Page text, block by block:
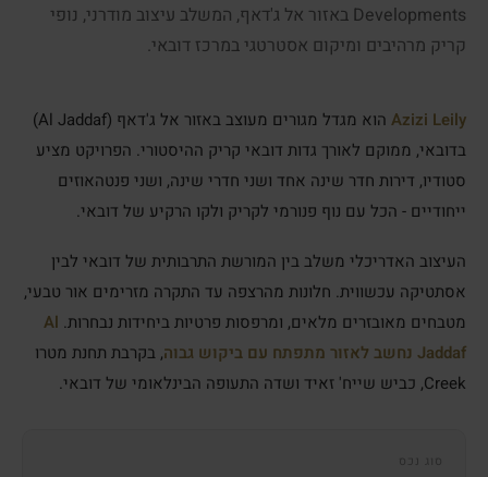
Developments באזור אל ג'דאף, המשלב עיצוב מודרני, נופי
קריק מרהיבים ומיקום אסטרטגי במרכז דובאי.
Azizi Leily
הוא מגדל מגורים מעוצב באזור אל ג'דאף (Al Jaddaf)
בדובאי, ממוקם לאורך גדות דובאי קריק ההיסטורי. הפרויקט מציע
סטודיו, דירות חדר שינה אחד ושני חדרי שינה, ושני פנטהאוזים
ייחודיים - הכל עם נוף פנורמי לקריק ולקו הרקיע של דובאי.
העיצוב האדריכלי משלב בין המורשת התרבותית של דובאי לבין
אסתטיקה עכשווית. חלונות מהרצפה עד התקרה מזרימים אור טבעי,
מטבחים מאובזרים מלאים, ומרפסות פרטיות ביחידות נבחרות. Al
Jaddaf נחשב לאזור מתפתח עם ביקוש גבוה
, בקרבת תחנת מטרו
Creek, כביש שייח' זאיד ושדה התעופה הבינלאומי של דובאי.
סוג נכס